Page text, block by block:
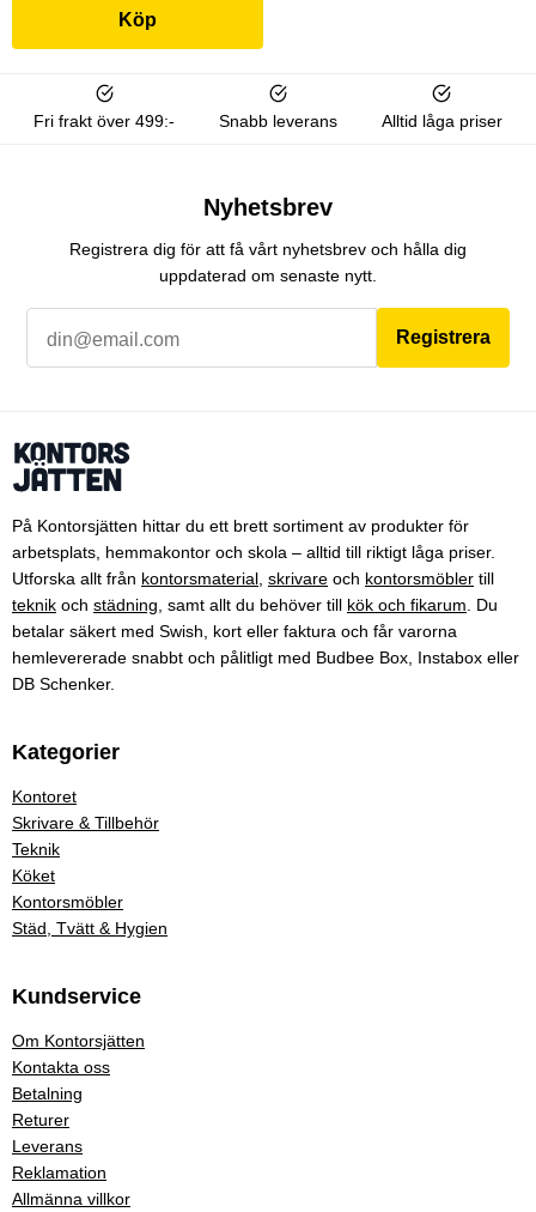
Köp
Fri frakt över 499:- Snabb leverans Alltid låga priser
Nyhetsbrev
Registrera dig för att få vårt nyhetsbrev och hålla dig
uppdaterad om senaste nytt.
Registrera
På Kontorsjätten hittar du ett brett sortiment av produkter för
arbetsplats, hemmakontor och skola – alltid till riktigt låga priser.
Utforska allt från kontorsmaterial skrivare och kontorsmöbler till
teknik och städning , samt allt du behöver till kök och fikarum . Du
betalar säkert med Swish, kort eller faktura och får varorna
hemlevererade snabbt och pålitligt med Budbee Box, Instabox eller
DB Schenker.
Kategorier
Kontoret
Skrivare & Tillbehör
Teknik
Köket
Kontorsmöbler
Städ, Tvätt & Hygien
Kundservice
Om Kontorsjätten
Kontakta oss
Betalning
Returer
Leverans
Reklamation
Allmänna villkor